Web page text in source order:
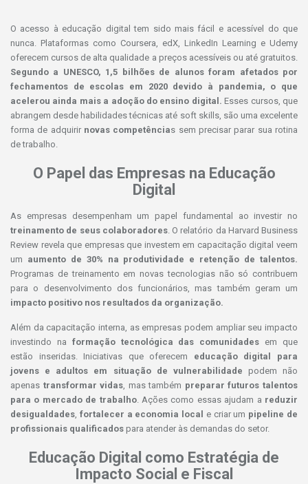
O acesso à educação digital tem sido mais fácil e acessível do que
nunca. Plataformas como Coursera, edX, LinkedIn Learning e Udemy
oferecem cursos de alta qualidade a preços acessíveis ou até gratuitos.
Segundo a UNESCO, 1,5 bilhões de alunos foram afetados por
fechamentos de escolas em 2020 devido à pandemia, o que
acelerou ainda mais a adoção do ensino digital. Esses cursos, que
abrangem desde habilidades técnicas até soft skills, são uma excelente
forma de adquirir novas competências sem precisar parar sua rotina
de trabalho.
O Papel das Empresas na Educação
Digital
As empresas desempenham um papel fundamental ao investir no
treinamento de seus colaboradores. O relatório da Harvard Business
Review revela que empresas que investem em capacitação digital veem
um aumento de 30% na produtividade e retenção de talentos.
Programas de treinamento em novas tecnologias não só contribuem
para o desenvolvimento dos funcionários, mas também geram um
impacto positivo nos resultados da organização.
Além da capacitação interna, as empresas podem ampliar seu impacto
investindo na formação tecnológica das comunidades em que
estão inseridas. Iniciativas que oferecem educação digital para
jovens e adultos em situação de vulnerabilidade podem não
apenas transformar vidas , mas também preparar futuros talentos
para o mercado de trabalho. Ações como essas ajudam a reduzir
desigualdades fortalecer a economia local e criar um pipeline de
profissionais qualificados para atender às demandas do setor.
Educação Digital como Estratégia de
Impacto Social e Fiscal